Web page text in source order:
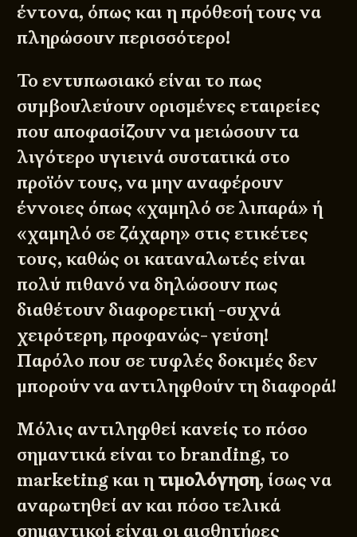
έντονα, όπως και η πρόθεσή τους να
πληρώσουν περισσότερο!
Το εντυπωσιακό είναι το πως
συμβουλεύουν ορισμένες εταιρείες
που αποφασίζουν να μειώσουν τα
λιγότερο υγιεινά συστατικά στο
προϊόν τους, να μην αναφέρουν
έννοιες όπως «χαμηλό σε λιπαρά» ή
«χαμηλό σε ζάχαρη» στις ετικέτες
τους, καθώς οι καταναλωτές είναι
πολύ πιθανό να δηλώσουν πως
διαθέτουν διαφορετική -συχνά
χειρότερη, προφανώς- γεύση!
Παρόλο που σε τυφλές δοκιμές δεν
μπορούν να αντιληφθούν τη διαφορά!
Μόλις αντιληφθεί κανείς το πόσο
σημαντικά είναι το branding, το
marketing και η τιμολόγηση, ίσως να
αναρωτηθεί αν και πόσο τελικά
σημαντικοί είναι οι αισθητήρες